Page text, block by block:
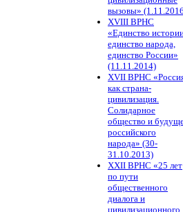
вызовы»
XVIII ВРНС
«Единство
единство народа,
единство России»
(11.11.2014)
XVII ВРНС
как страна-
цивилизация.
Солидарное
общество и
российского
народа» (30-
31.10.2013)
XXII ВРНС «25 лет
по пути
общественного
диалога и
цивилизационного